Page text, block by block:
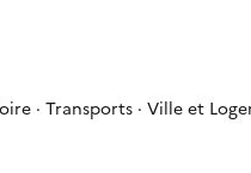
· Transports · Ville et